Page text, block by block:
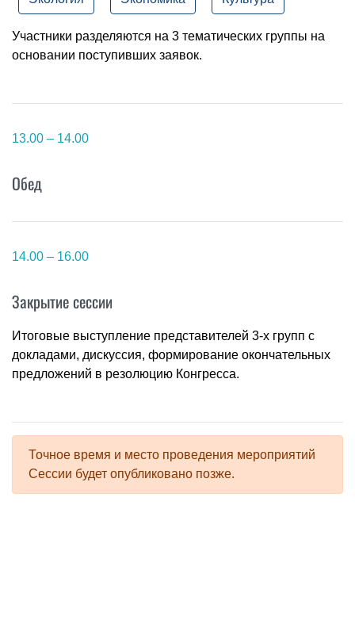
Участники разделяются на 3 тематических группы на
основании поступивших заявок.
13.00 – 14.00
Обед
14.00 – 16.00
Закрытие сессии
Итоговые выступление представителей 3-х групп с
докладами, дискуссия, формирование окончательных
предложений в резолюцию Конгресса.
Точное время и место проведения мероприятий
Сессии будет опубликовано позже.